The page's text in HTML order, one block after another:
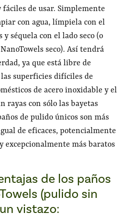
de usar. Simplemente
con agua, límpiela con el
séquela con el lado seco (o
seco). Así tendrá
ya que está libre de
superficies difíciles de
de acero inoxidable y el
rayas con sólo las bayetas
de pulido únicos son más
de eficaces, potencialmente
excepcionalmente más baratos
de los paños
(pulido sin
vistazo: